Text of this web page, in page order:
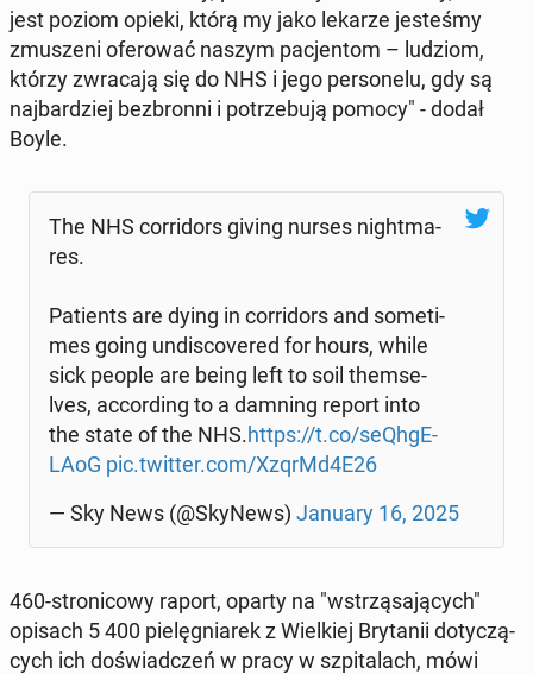
jest poziom opieki, którą my jako lekarze je­ste­śmy
zmu­sze­ni ofe­ro­wać naszym pa­cjen­tom – ludziom,
którzy zwra­ca­ją się do NHS i jego per­so­ne­lu, gdy są
naj­bar­dziej bez­bron­ni i po­trze­bu­ją pomocy" - dodał
Boyle.
The NHS cor­ri­dors giving nurses ni­ght­ma­
res.
Pa­tients are dying in cor­ri­dors and so­me­ti­
mes going un­di­sco­ve­red for hours, while
sick people are being left to soil them­se­
lves, ac­cor­ding to a damning report into
the state of the NHS.https://t.co/se­Qh­gE­
LA­oG pic.twitter.com/XzqrMd4E26
— Sky News (@SkyNews) January 16, 2025
460-stro­ni­co­wy raport, oparty na "wstrzą­sa­ją­cych"
opisach 5 400 pie­lę­gnia­rek z Wiel­kiej Bry­ta­nii do­ty­czą­
cych ich do­świad­czeń w pracy w szpi­ta­lach, mówi